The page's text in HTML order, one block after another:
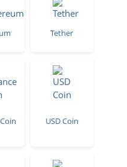
Tether
USD Coin